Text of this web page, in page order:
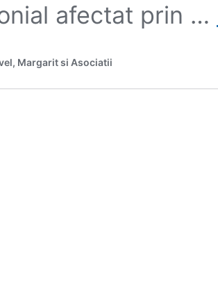
afectat prin …
Margarit si Asociatii